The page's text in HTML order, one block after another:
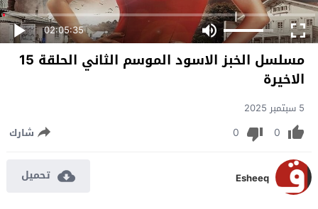
02:05:35
مسلسل الخبز الاسود الموسم الثاني الحلقة 15
الاخيرة
5 سبتمبر 2025
0
0 شارك
Esheeq تحميل